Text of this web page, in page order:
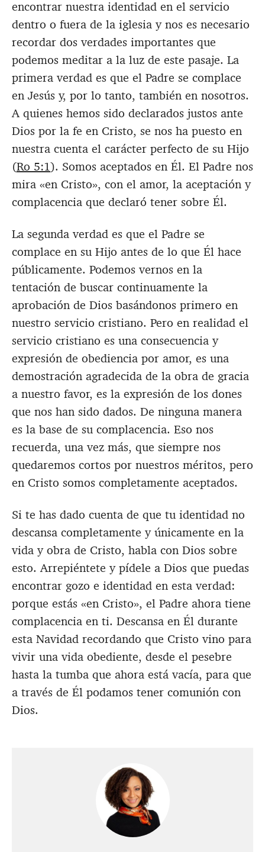
encontrar nuestra identidad en el servicio
dentro o fuera de la iglesia y nos es necesario
recordar dos verdades importantes que
podemos meditar a la luz de este pasaje. La
primera verdad es que el Padre se complace
en Jesús y, por lo tanto, también en nosotros.
A quienes hemos sido declarados justos ante
Dios por la fe en Cristo, se nos ha puesto en
nuestra cuenta el carácter perfecto de su Hijo
(Ro 5:1). Somos aceptados en Él. El Padre nos
mira «en Cristo», con el amor, la aceptación y
complacencia que declaró tener sobre Él.
La segunda verdad es que el Padre se
complace en su Hijo antes de lo que Él hace
públicamente. Podemos vernos en la
tentación de buscar continuamente la
aprobación de Dios basándonos primero en
nuestro servicio cristiano. Pero en realidad el
servicio cristiano es una consecuencia y
expresión de obediencia por amor, es una
demostración agradecida de la obra de gracia
a nuestro favor, es la expresión de los dones
que nos han sido dados. De ninguna manera
es la base de su complacencia. Eso nos
recuerda, una vez más, que siempre nos
quedaremos cortos por nuestros méritos, pero
en Cristo somos completamente aceptados.
Si te has dado cuenta de que tu identidad no
descansa completamente y únicamente en la
vida y obra de Cristo, habla con Dios sobre
esto. Arrepiéntete y pídele a Dios que puedas
encontrar gozo e identidad en esta verdad:
porque estás «en Cristo», el Padre ahora tiene
complacencia en ti. Descansa en Él durante
esta Navidad recordando que Cristo vino para
vivir una vida obediente, desde el pesebre
hasta la tumba que ahora está vacía, para que
a través de Él podamos tener comunión con
Dios.